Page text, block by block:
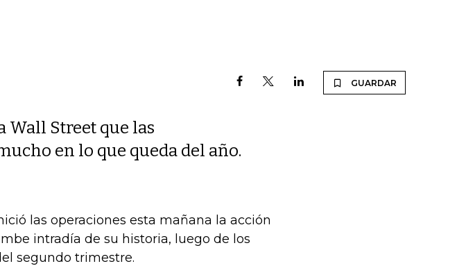
GUARDAR
Wall Street que las
en lo que queda del año.
las operaciones esta mañana la acción
intradía de su historia, luego de los
segundo trimestre.